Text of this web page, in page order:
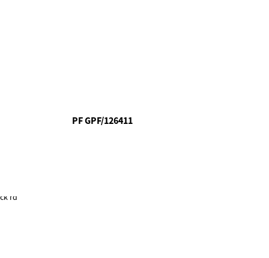
PF GPF/126411